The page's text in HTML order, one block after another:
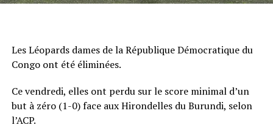
Les Léopards dames de la République Démocratique du
Congo ont été éliminées.
Ce vendredi, elles ont perdu sur le score minimal d’un
but à zéro (1-0) face aux Hirondelles du Burundi, selon
l’ACP.